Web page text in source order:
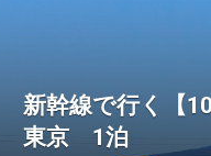
新幹線で行く【
東京 1泊